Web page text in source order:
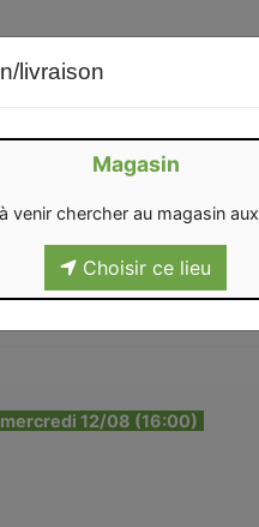
livraison
Magasin
venir chercher au magasin
Choisir ce lieu
12/08 (16:00)